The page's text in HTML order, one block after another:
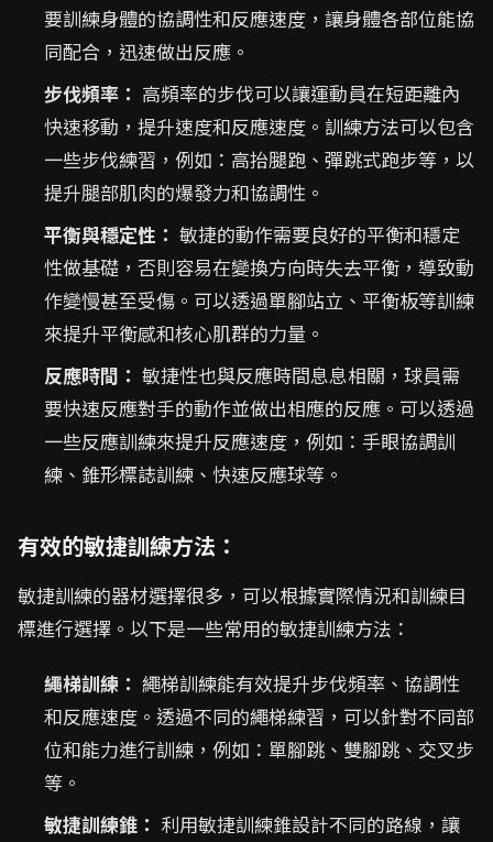
要訓練身體的協調性和反應速度，讓身體各部位能協
同配合，迅速做出反應。
步伐頻率： 高頻率的步伐可以讓運動員在短距離內
快速移動，提升速度和反應速度。訓練方法可以包含
一些步伐練習，例如：高抬腿跑、彈跳式跑步等，以
提升腿部肌肉的爆發力和協調性。
平衡與穩定性： 敏捷的動作需要良好的平衡和穩定
性做基礎，否則容易在變換方向時失去平衡，導致動
作變慢甚至受傷。可以透過單腳站立、平衡板等訓練
來提升平衡感和核心肌群的力量。
反應時間： 敏捷性也與反應時間息息相關，球員需
要快速反應對手的動作並做出相應的反應。可以透過
一些反應訓練來提升反應速度，例如：手眼協調訓
練、錐形標誌訓練、快速反應球等。
有效的敏捷訓練方法：
敏捷訓練的器材選擇很多，可以根據實際情況和訓練目
標進行選擇。以下是一些常用的敏捷訓練方法：
繩梯訓練： 繩梯訓練能有效提升步伐頻率、協調性
和反應速度。透過不同的繩梯練習，可以針對不同部
位和能力進行訓練，例如：單腳跳、雙腳跳、交叉步
等。
敏捷訓練錐： 利用敏捷訓練錐設計不同的路線，讓